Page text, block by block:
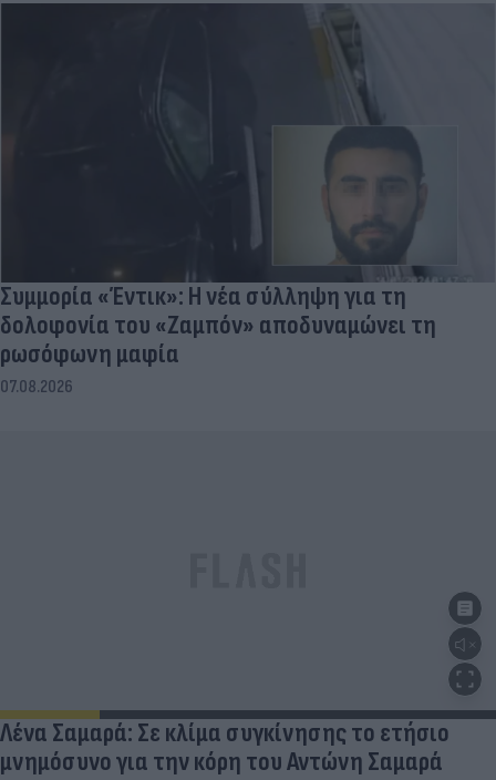
Συμμορία «Έντικ»: Η νέα σύλληψη για τη
δολοφονία του «Ζαμπόν» αποδυναμώνει τη
ρωσόφωνη μαφία
07.08.2026
Λένα Σαμαρά: Σε κλίμα συγκίνησης το ετήσιο
μνημόσυνο για την κόρη του Αντώνη Σαμαρά